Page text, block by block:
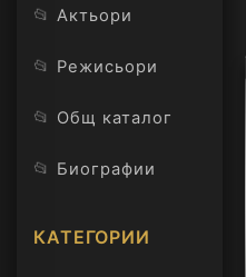
📂 Актьори
📂 Режисьори
📂 Общ каталог
📂 Биографии
КАТЕГОРИИ